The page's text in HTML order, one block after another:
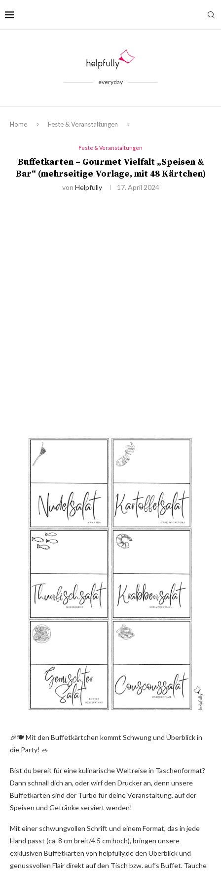
everyday
Home Feste & Veranstaltungen
Feste & Veranstaltungen
Buffetkarten – Gourmet Vielfalt „Speisen &
Bar“ (mehrseitige Vorlage, mit 48 Kärtchen)
von Helpfully 17. April 2024
🎉🍽️ Mit den Buffetkärtchen kommt Schwung und Überblick in
die Party! 🥗
Bist du bereit für eine kulinarische Weltreise in Taschenformat?
Dann schnall dich an, oder wirf den Drucker an, denn unsere
Buffetkarten sind der Turbo für deine Veranstaltung, auf der
Speisen und Getränke serviert werden!
Mit einer schwungvollen Schrift und einem Format, das in jede
Hand passt (ca. 8 cm breit/4.5 cm hoch), bringen unsere
exklusiven Buffetkarten von helpfully.de den Überblick und
genussvollen Flair direkt auf den Tisch bzw. auf’s Buffet. Tauche